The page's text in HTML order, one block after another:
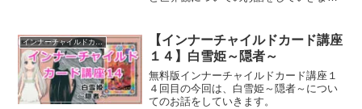
インナーチャイルドカード講座
【インナーチャイルドカード講座
１４】白雪姫～隠者～
無料版インナーチャイルドカード講座１
４回目の今回は、白雪姫～隠者～につい
てのお話をしていきます。